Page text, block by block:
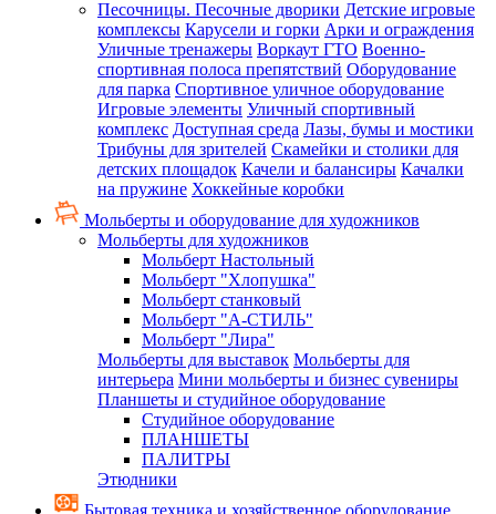
Песочницы. Песочные дворики Детские игровые
комплексы Карусели и горки Арки и ограждения
Уличные тренажеры Воркаут ГТО Военно-
спортивная полоса препятствий Оборудование
для парка Спортивное уличное оборудование
Игровые элементы Уличный спортивный
комплекс Доступная среда Лазы, бумы и мостики
Трибуны для зрителей Скамейки и столики для
детских площадок Качели и балансиры Качалки
на пружине Хоккейные коробки
Мольберты и оборудование для художников
Мольберты для художников
Мольберт Настольный
Мольберт "Хлопушка"
Мольберт станковый
Мольберт "А-СТИЛЬ"
Мольберт "Лира"
Мольберты для выставок Мольберты для
интерьера Мини мольберты и бизнес сувениры
Планшеты и студийное оборудование
Студийное оборудование
ПЛАНШЕТЫ
ПАЛИТРЫ
Этюдники
Бытовая техника и хозяйственное оборудование